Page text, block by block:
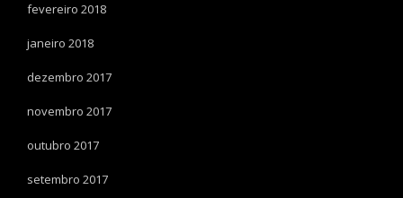
fevereiro 2018
janeiro 2018
dezembro 2017
novembro 2017
outubro 2017
setembro 2017